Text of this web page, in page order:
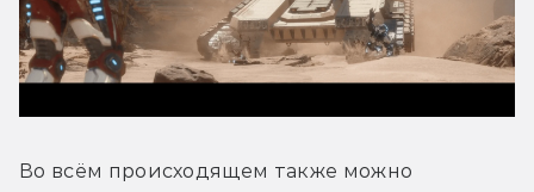
Во всём происходящем также можно